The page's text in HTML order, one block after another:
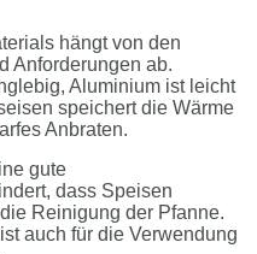
hängt von den
Anforderungen ab.
Aluminium ist leicht
speichert die Wärme
Anbraten.
gute
dass Speisen
Reinigung der Pfanne.
auch für die Verwendung